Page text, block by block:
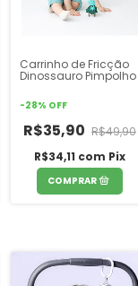
Carrinho de Fricção
Dinossauro Pimpolho
-28% OFF
R$35,90 R$49,90
R$34,11 com Pix